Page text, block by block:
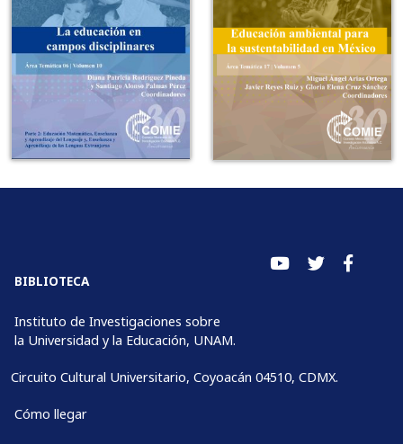
BIBLIOTECA
Instituto de Investigaciones sobre
la Universidad y la Educación, UNAM.
Circuito Cultural Universitario, Coyoacán 04510, CDMX.
Cómo llegar